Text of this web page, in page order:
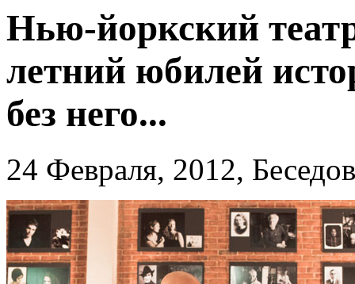
Нью-йоркский
летний юбилей
без него...
24 Февраля, 2012,